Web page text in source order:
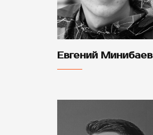
Евгений Минибаев